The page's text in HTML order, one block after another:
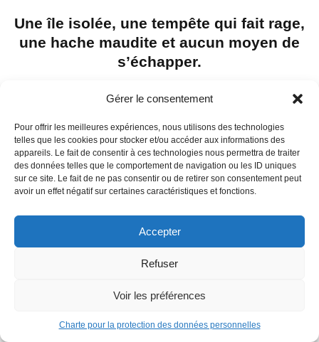
Gérer le consentement
Pour offrir les meilleures expériences, nous utilisons des technologies
telles que les cookies pour stocker et/ou accéder aux informations des
appareils. Le fait de consentir à ces technologies nous permettra de traiter
des données telles que le comportement de navigation ou les ID uniques
sur ce site. Le fait de ne pas consentir ou de retirer son consentement peut
avoir un effet négatif sur certaines caractéristiques et fonctions.
Accepter
Refuser
Voir les préférences
Charte pour la protection des données personnelles
Une île isolée, une tempête qui fait rage,
une hache maudite et aucun moyen de
s’échapper.